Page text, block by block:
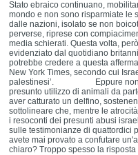
Stato ebraico continuano,
mondo e non sono risparmiate le
dalle nazioni, isolato se non
perverse, riprese con
media schierati. Questa volta,
evidenziato dal quotidiano
potrebbe credere a questa
New York Times, secondo cui
palestinesi’. Eppure non è la
presunto utilizzo di animali da
aver catturato un delfino,
sottolineare che, mentre le
i resoconti dei presunti abusi
sulle testimonianze di quattordici
avete mai provato a confutare
chiaro? Troppo spesso la